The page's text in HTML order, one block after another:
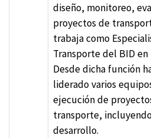
diseño, monitoreo,
proyectos de
trabaja como
Transporte del BID
Desde dicha función
liderado varios
ejecución de
transporte,
desarrollo.